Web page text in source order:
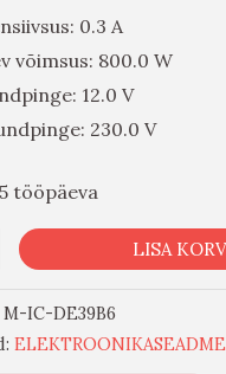
0.3 A
võimsus: 800.0 W
12.0 V
230.0 V
tööpäeva
LISA
M-IC-DE39B6